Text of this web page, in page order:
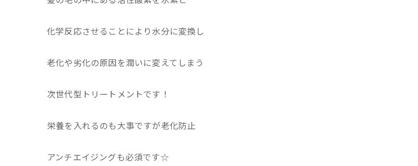
化学反応させることにより水分に変換し
老化や劣化の原因を潤いに変えてしまう
次世代型トリートメントです！
栄養を入れるのも大事ですが老化防止
アンチエイジングも必須です☆